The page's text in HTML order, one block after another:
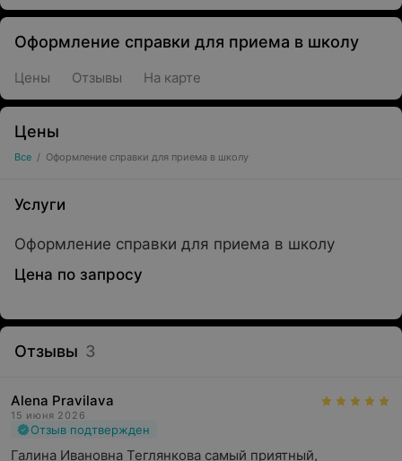
Оформление справки для приема в школу
Цены Отзывы На карте
Цены
Все / Оформление справки для приема в школу
Услуги
Оформление справки для приема в школу
Цена по запросу
Отзывы 3
Alena Pravilava
15 июня 2026
Отзыв подтвержден
Галина Ивановна Теглянкова самый приятный,